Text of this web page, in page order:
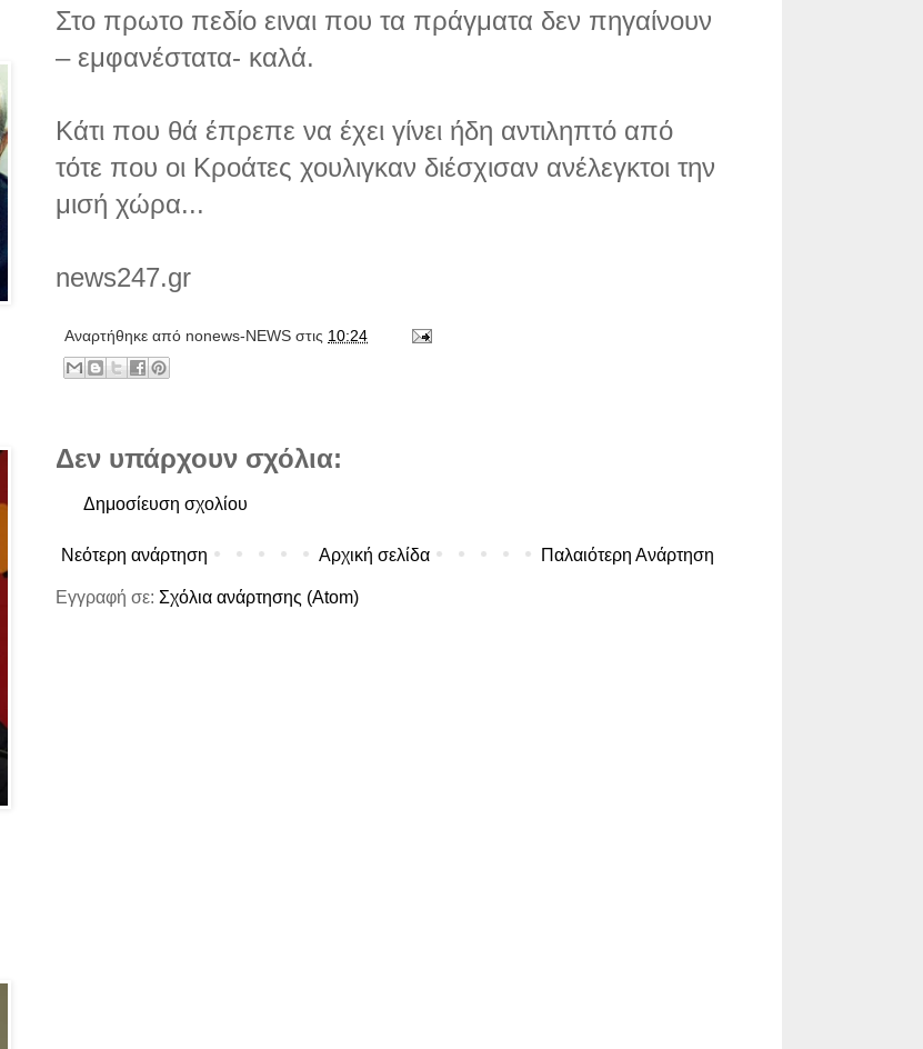
Στο πρωτο πεδίο ειναι που τα πράγματα δεν πηγαίνουν
– εμφανέστατα- καλά.
Κάτι που θά έπρεπε να έχει γίνει ήδη αντιληπτό από
τότε που οι Κροάτες χουλιγκαν διέσχισαν ανέλεγκτοι την
μισή χώρα...
news247.gr
Αναρτήθηκε από nonews-NEWS στις 10:24
Δεν υπάρχουν σχόλια:
Δημοσίευση σχολίου
Νεότερη ανάρτηση Παλαιότερη Ανάρτηση
Αρχική σελίδα
Εγγραφή σε: Σχόλια ανάρτησης (Atom)